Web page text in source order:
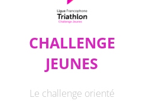
CHALLENGE
JEUNES
Le challenge orienté